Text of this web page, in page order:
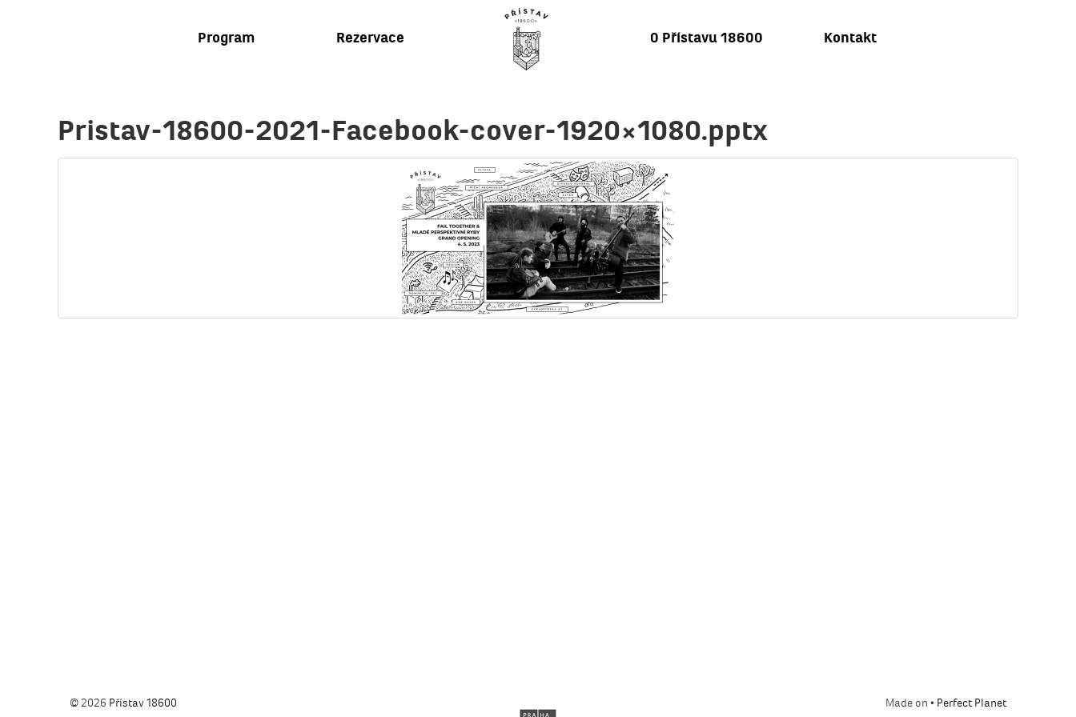
Program Rezervace O Přístavu 18600 Kontakt
Pristav-18600-2021-Facebook-cover-1920×1080.pptx
© 2026 Přístav 18600 Made on • Perfect Planet